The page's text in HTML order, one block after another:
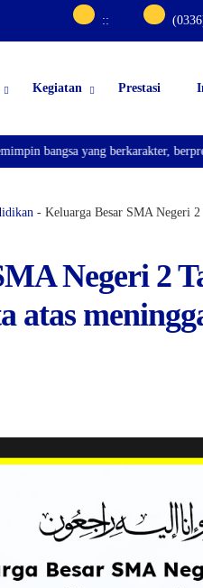
::
Kegiatan Prestasi
bangsa yang berkarakter,
- Keluarga Besar SMA Negeri
Negeri 2
atas